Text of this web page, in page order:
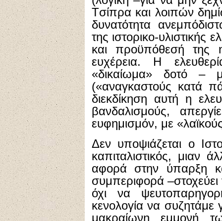
Tσίπρα και λοιπών
δυνατότητα
της ιστορικο-υλιστικής
και προϋπόθεσή της
ευχέρεια. H
«δικαίωμα» δοτό –
(«αναγκαστούς κατά
διεκδίκηση αυτή η
βανδαλισμούς,
ευφημισμόν, με
Δεν υποψιάζεται ο
καπιταλιστικός, μιαν
αφορά στην ύπαρξη
συμπεριφορά
όχι να
κενολογία να συζητάμε
μακραίωνη εμμονή